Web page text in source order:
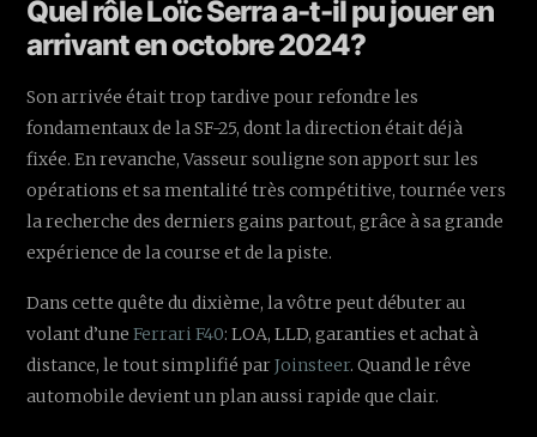
Quel rôle Loïc Serra a-t-il pu jouer en
arrivant en octobre 2024?
Son arrivée était trop tardive pour refondre les
fondamentaux de la SF-25, dont la direction était déjà
fixée. En revanche, Vasseur souligne son apport sur les
opérations et sa mentalité très compétitive, tournée vers
la recherche des derniers gains partout, grâce à sa grande
expérience de la course et de la piste.
Dans cette quête du dixième, la vôtre peut débuter au
volant d’uneFerrari F40: LOA, LLD, garanties et achat à
distance, le tout simplifié parJoinsteer. Quand le rêve
automobile devient un plan aussi rapide que clair.